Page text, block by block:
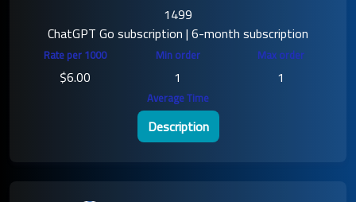
1499
ChatGPT Go subscription | 6-month subscription
$6.00
1 1
Description